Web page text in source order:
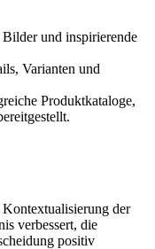
und inspirierende
Varianten und
Produktkataloge,
der
verbessert, die
positiv